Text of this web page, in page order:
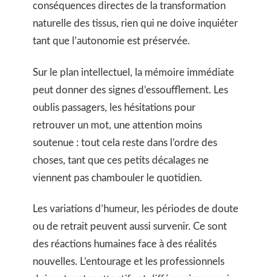
conséquences directes de la transformation
naturelle des tissus, rien qui ne doive inquiéter
tant que l’autonomie est préservée.
Sur le plan intellectuel, la mémoire immédiate
peut donner des signes d’essoufflement. Les
oublis passagers, les hésitations pour
retrouver un mot, une attention moins
soutenue : tout cela reste dans l’ordre des
choses, tant que ces petits décalages ne
viennent pas chambouler le quotidien.
Les variations d’humeur, les périodes de doute
ou de retrait peuvent aussi survenir. Ce sont
des réactions humaines face à des réalités
nouvelles. L’entourage et les professionnels